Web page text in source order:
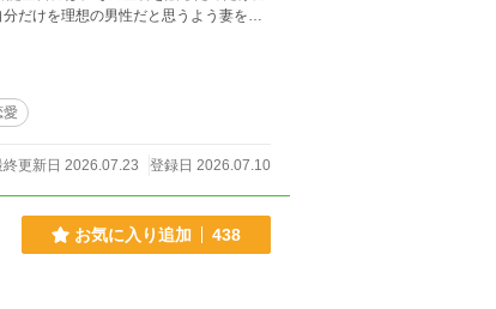
だけを理想の男性だと思うよう妻を導
歪で、とびきり甘い溺愛ラブコメデ
愛
終更新日 2026.07.23 登録日 2026.07.10
お気に入り追加 438